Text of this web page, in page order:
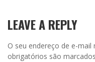
LEAVE A REPLY
O seu endereço de e-mail
obrigatórios são